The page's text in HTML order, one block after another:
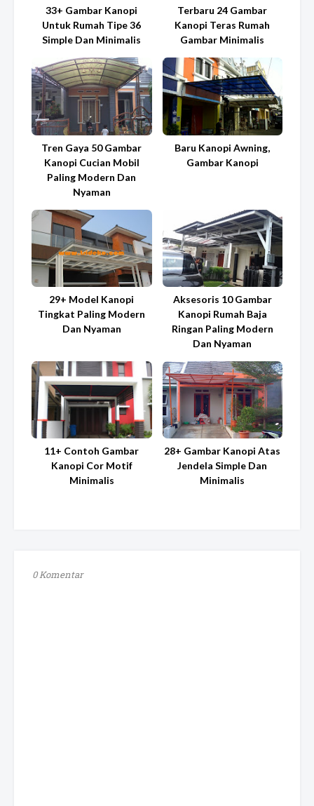
33+ Gambar Kanopi
Untuk Rumah Tipe 36
Simple Dan Minimalis
Terbaru 24 Gambar
Kanopi Teras Rumah
Gambar Minimalis
Tren Gaya 50 Gambar
Kanopi Cucian Mobil
Paling Modern Dan
Nyaman
Baru Kanopi Awning,
Gambar Kanopi
29+ Model Kanopi
Tingkat Paling Modern
Dan Nyaman
Aksesoris 10 Gambar
Kanopi Rumah Baja
Ringan Paling Modern
Dan Nyaman
11+ Contoh Gambar
Kanopi Cor Motif
Minimalis
28+ Gambar Kanopi Atas
Jendela Simple Dan
Minimalis
0 Komentar